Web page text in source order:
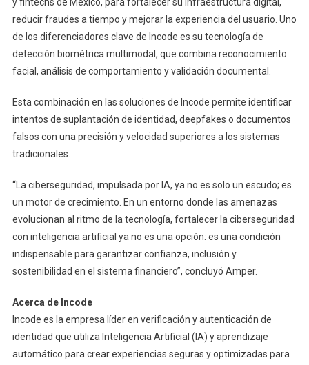
reducir fraudes a tiempo y mejorar la experiencia del usuario. Uno
de los diferenciadores clave de Incode es su tecnología de
detección biométrica multimodal, que combina reconocimiento
facial, análisis de comportamiento y validación documental.
Esta combinación en las soluciones de Incode permite identificar
intentos de suplantación de identidad, deepfakes o documentos
falsos con una precisión y velocidad superiores a los sistemas
tradicionales.
“La ciberseguridad, impulsada por IA, ya no es solo un escudo; es
un motor de crecimiento. En un entorno donde las amenazas
evolucionan al ritmo de la tecnología, fortalecer la ciberseguridad
con inteligencia artificial ya no es una opción: es una condición
indispensable para garantizar confianza, inclusión y
sostenibilidad en el sistema financiero”, concluyó Amper.
Acerca de Incode
Incode es la empresa líder en verificación y autenticación de
identidad que utiliza Inteligencia Artificial (IA) y aprendizaje
automático para crear experiencias seguras y optimizadas para